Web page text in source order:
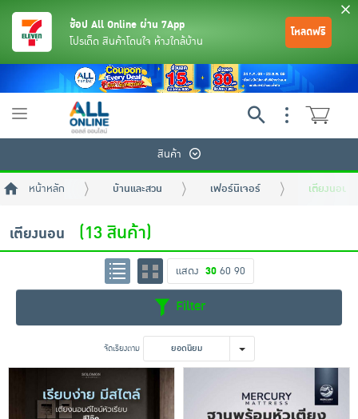
เครื่องปรุงรสและของแห้ง
ขนมขบเคี้ยว และช็อคโกแลต
ช้อป All Online ผ่าน 7App
โปรเด็ด สินค้าโดนใจ ห้างใกล้บ้าน
โหลดฟรี
Toggle
สินค้า
หน้าหลัก บ้านและสวน เฟอร์นิเจอร์ เตียงนอน
เตียงนอน (13 สินค้า)
แสดง 30 60 90
Filter
จัดเรียงตาม ยอดนิยม